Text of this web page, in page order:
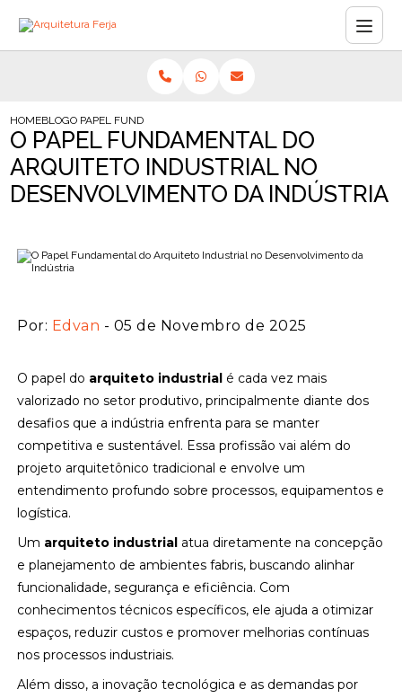
HOMEBLOGO PAPEL FUNDAMENTAL DO ARQUITETO INDUSTRIAL NO
O PAPEL FUNDAMENTAL DO
ARQUITETO INDUSTRIAL NO
DESENVOLVIMENTO DA INDÚSTRIA
Por: Edvan - 05 de Novembro de 2025
O papel do arquiteto industrial é cada vez mais
valorizado no setor produtivo, principalmente diante dos
desafios que a indústria enfrenta para se manter
competitiva e sustentável. Essa profissão vai além do
projeto arquitetônico tradicional e envolve um
entendimento profundo sobre processos, equipamentos e
logística.
Um arquiteto industrial atua diretamente na concepção
e planejamento de ambientes fabris, buscando alinhar
funcionalidade, segurança e eficiência. Com
conhecimentos técnicos específicos, ele ajuda a otimizar
espaços, reduzir custos e promover melhorias contínuas
nos processos industriais.
Além disso, a inovação tecnológica e as demandas por